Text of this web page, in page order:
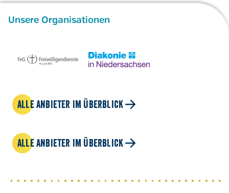
Unsere Organisationen
ALLE ANBIETER IM ÜBERBLICK
ALLE ANBIETER IM ÜBERBLICK